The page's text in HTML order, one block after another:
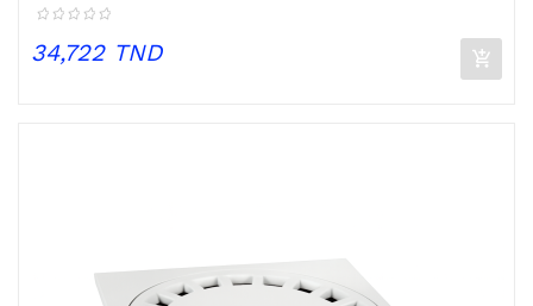
Prix
34,722 TND